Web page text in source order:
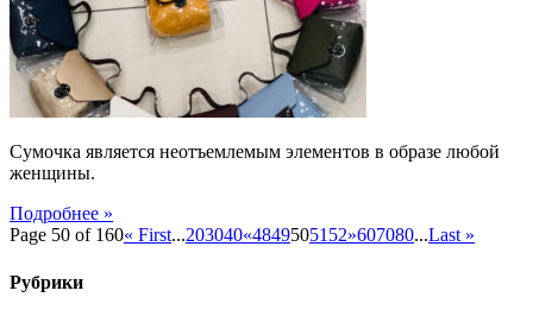
сумку
Сумочка является неотъемлемым элементов в образе любой
женщины.
Подробнее »
Page 50 of 160« First...203040«48495051 52»607080...Last »
Рубрики